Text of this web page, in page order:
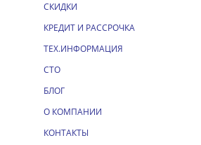
СКИДКИ
КРЕДИТ И РАССРОЧКА
ТЕХ.ИНФОРМАЦИЯ
СТО
БЛОГ
О КОМПАНИИ
КОНТАКТЫ